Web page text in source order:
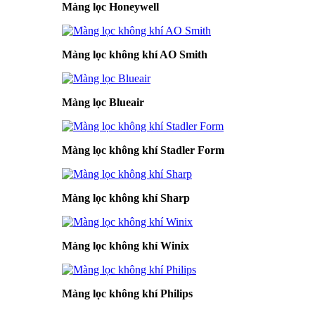
Màng lọc Honeywell
Màng lọc không khí AO Smith
Màng lọc Blueair
Màng lọc không khí Stadler Form
Màng lọc không khí Sharp
Màng lọc không khí Winix
Màng lọc không khí Philips